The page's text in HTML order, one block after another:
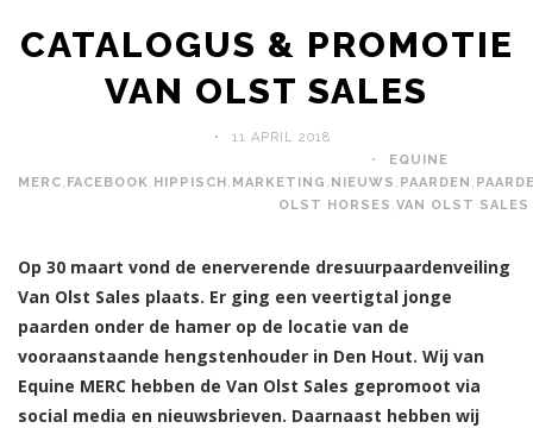
CATALOGUS & PROMOTIE
VAN OLST SALES
11 APRIL 2018
EQUINE
MERC FACEBOOK HIPPISCH MARKETING NIEUWS PAARDEN
OLST HORSES VAN OLST SALES
Op 30 maart vond de enerverende dresuurpaardenveiling
Van Olst Sales plaats. Er ging een veertigtal jonge
paarden onder de hamer op de locatie van de
vooraanstaande hengstenhouder in Den Hout. Wij van
Equine MERC hebben de Van Olst Sales gepromoot via
social media en nieuwsbrieven. Daarnaast hebben wij